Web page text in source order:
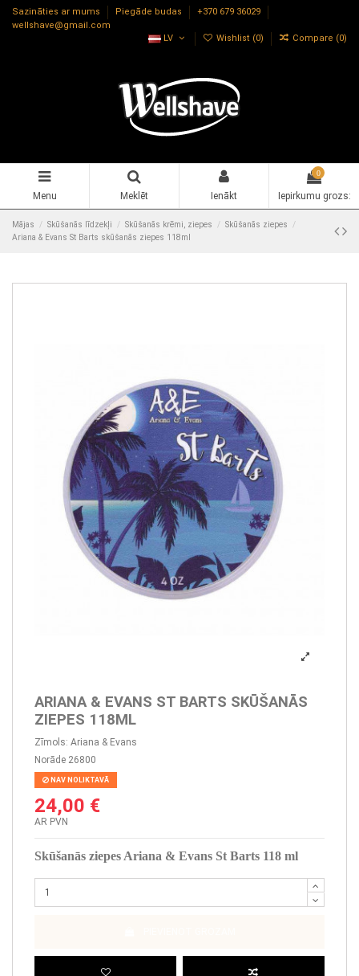
Sazināties ar mums Piegāde budas
+370 679 36029
wellshave@gmail.com
LV
Wishlist (0) Compare (0)
Menu Meklēt Ienākt
0
Iepirkumu grozs:
Mājas Skūšanās līdzekļi Skūšanās krēmi, ziepes
Skūšanās ziepes
Ariana & Evans St Barts skūšanās ziepes 118ml
ARIANA & EVANS ST BARTS SKŪŠANĀS
ZIEPES 118ML
Zīmols: Ariana & Evans
Norāde 26800
NAV NOLIKTAVĀ
24,00 €
AR PVN
Skūšanās ziepes Ariana & Evans St Barts 118 ml